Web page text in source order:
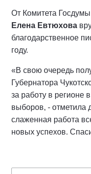
От Комитета
Елена Евтюхова
благодарственное
году.
«В свою очередь
Губернатора
за работу в регионе
выборов, - отметила
слаженная работа
новых успехов.